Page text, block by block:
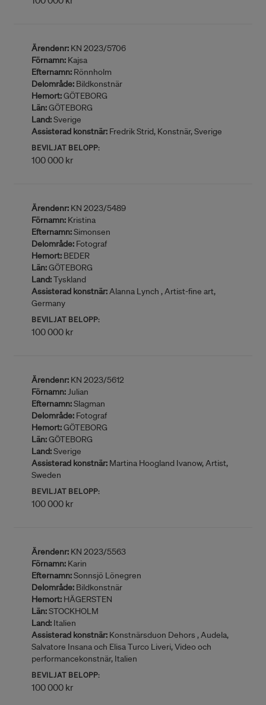
Ärendenr: KN 2023/5706
Förnamn: Kajsa
Efternamn: Rönnholm
Delområde: Bildkonstnär
Hemort:GÖTEBORG
Län:GÖTEBORG
Land:Sverige
Assisterad konstnär: Fredrik Strid, Konstnär, Sverige
BEVILJAT BELOPP:
100 000 kr
Ärendenr: KN 2023/5489
Förnamn: Kristina
Efternamn:Simonsen
Delområde: Fotograf
Hemort: BEDER
Län:GÖTEBORG
Land:Tyskland
Assisterad konstnär:Alanna Lynch , Artist-fine art,
Germany
BEVILJAT BELOPP:
100 000 kr
Ärendenr: KN 2023/5612
Förnamn:Julian
Efternamn:Slagman
Delområde: Fotograf
Hemort:GÖTEBORG
Län:GÖTEBORG
Land:Sverige
Assisterad konstnär: Martina Hoogland Ivanow, Artist,
Sweden
BEVILJAT BELOPP:
100 000 kr
Ärendenr: KN 2023/5563
Förnamn: Karin
Efternamn:Sonnsjö Lönegren
Delområde: Bildkonstnär
Hemort: HÄGERSTEN
Län:STOCKHOLM
Land: Italien
Assisterad konstnär: Konstnärsduon Dehors , Audela,
Salvatore Insana och Elisa Turco Liveri, Video och
performancekonstnär, Italien
BEVILJAT BELOPP:
100 000 kr